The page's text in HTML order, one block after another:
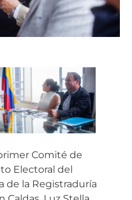
Comité de
Electoral del
de la Registraduría